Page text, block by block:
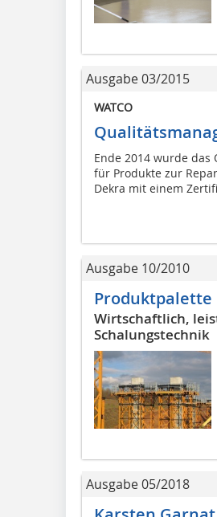
Ausgabe 03/2015
WATCO
Ende 2014 wurde
für Produkte zur
Dekra mit einem
Ausgabe 10/2010
Wirtschaftlich,
Schalungstechnik
Ausgabe 05/2018